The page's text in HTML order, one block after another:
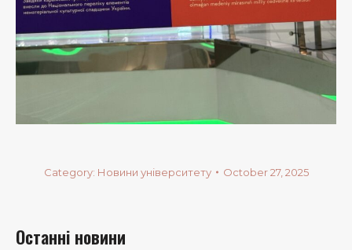
Category: Новини університету October 27, 2025
Останні новини